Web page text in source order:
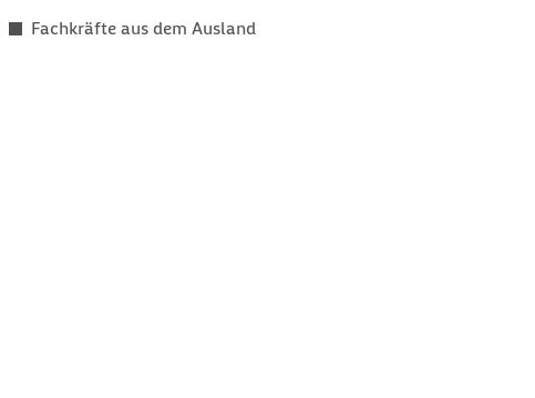
Fachkräfte aus dem Ausland